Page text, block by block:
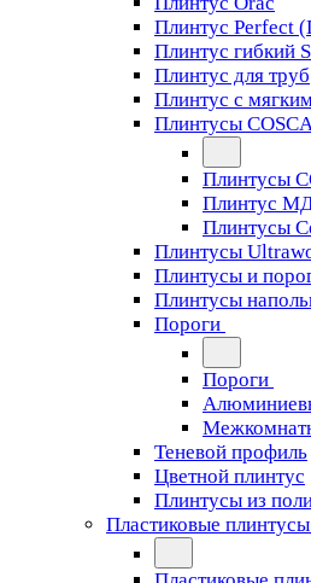
Плинтус Perfect
Плинтус гибкий
Плинтус для труб
Плинтус с
Плинтусы
Плинтусы
Плинтус
Плинтусы
Плинтусы
Плинтусы и
Плинтусы
Пороги
Пороги
Теневой профиль
Цветной плинтус
Плинтусы из
Пластиковые плинтусы